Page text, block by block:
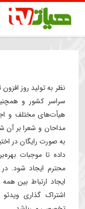
به تولید روز افزون
کشور و همچنین
مختلف و اجزای
و شعرا بر آن شدیم
صورت رایگان در اختیار
تا موجبات
ایجاد شود. در
ارتباط بین همه